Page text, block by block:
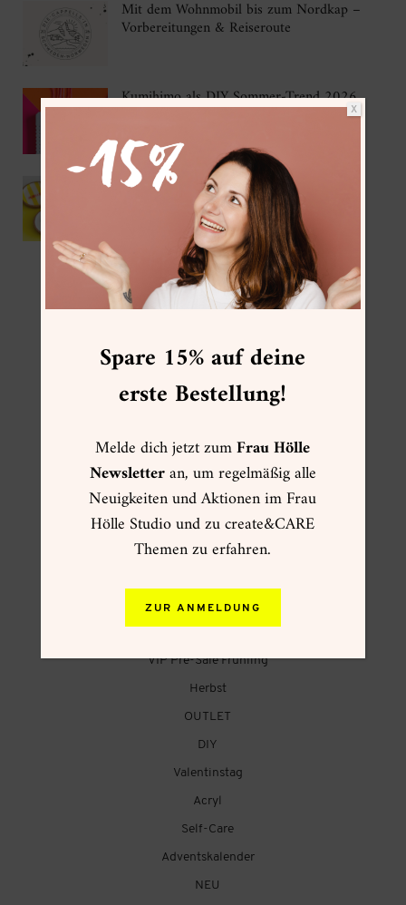
Mit dem Wohnmobil bis zum Nordkap –
Vorbereitungen & Reiseroute
Kumihimo als DIY Sommer-Trend 2026
IKEA Hack – DIY Korkuntersetzer mit
FRAU HÖLLE ONLINESHOP
☀ Sommer ☀
Muttertag
Creative Summer
VIP Pre-Sale Frühling
Herbst
OUTLET
DIY
Valentinstag
Acryl
Self-Care
Adventskalender
NEU
Spare 15% auf deine
erste Bestellung!
Melde dich jetzt zumFrau Hölle
Newsletteran, um regelmäßig alle
Neuigkeiten und Aktionen im Frau
Hölle Studio und zu create&CARE
Themen zu erfahren.
ZUR ANMELDUNG
X